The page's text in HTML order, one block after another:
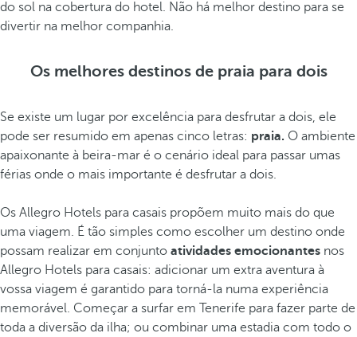
do sol na cobertura do hotel. Não há melhor destino para se
divertir na melhor companhia.
Os melhores destinos de praia para dois
Se existe um lugar por excelência para desfrutar a dois, ele
pode ser resumido em apenas cinco letras: praia. O ambiente
apaixonante à beira-mar é o cenário ideal para passar umas
férias onde o mais importante é desfrutar a dois.
Os Allegro Hotels para casais propõem muito mais do que
uma viagem. É tão simples como escolher um destino onde
possam realizar em conjunto atividades emocionantes nos
Allegro Hotels para casais: adicionar um extra aventura à
vossa viagem é garantido para torná-la numa experiência
memorável. Começar a surfar em Tenerife para fazer parte de
toda a diversão da ilha; ou combinar uma estadia com todo o